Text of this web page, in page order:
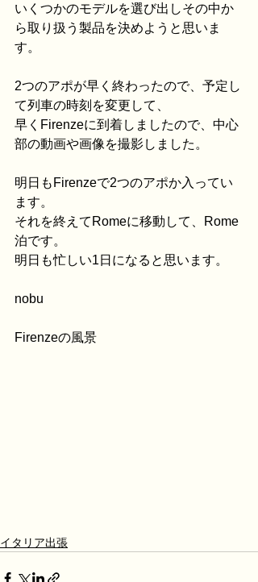
いくつかのモデルを選び出しその中か
ら取り扱う製品を決めようと思いま
す。
2つのアポが早く終わったので、予定し
て列車の時刻を変更して、
早くFirenzeに到着しましたので、中心
部の動画や画像を撮影しました。
明日もFirenzeで2つのアポか入ってい
ます。
それを終えてRomeに移動して、Rome
泊です。
明日も忙しい1日になると思います。
nobu
Firenzeの風景
イタリア出張